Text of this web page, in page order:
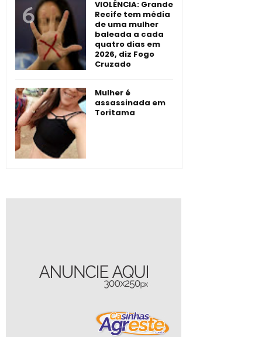
VIOLÊNCIA: Grande
Recife tem média
de uma mulher
baleada a cada
quatro dias em
2026, diz Fogo
Cruzado
Mulher é
assassinada em
Toritama